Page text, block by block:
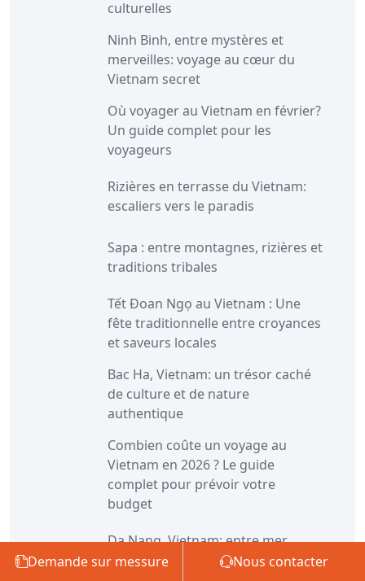
culturelles
Ninh Binh, entre mystères et
merveilles: voyage au cœur du
Vietnam secret
Où voyager au Vietnam en février?
Un guide complet pour les
voyageurs
Rizières en terrasse du Vietnam:
escaliers vers le paradis
Sapa : entre montagnes, rizières et
traditions tribales
Tết Đoan Ngọ au Vietnam : Une
fête traditionnelle entre croyances
et saveurs locales
Bac Ha, Vietnam: un trésor caché
de culture et de nature
authentique
Combien coûte un voyage au
Vietnam en 2026 ? Le guide
complet pour prévoir votre
budget
Da Nang, Vietnam: entre mer,
modernité et héritage culturel
Demande sur messure Nous contacter